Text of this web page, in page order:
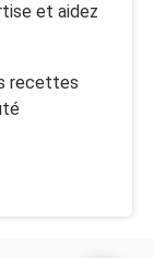
et aidez
recettes